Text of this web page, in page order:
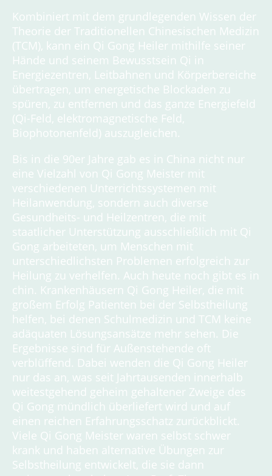
Kombiniert mit dem grundlegenden Wissen der
Theorie der Traditionellen Chinesischen Medizin
(TCM), kann ein Qi Gong Heiler mithilfe seiner
Hände und seinem Bewusstsein Qi in
Energiezentren, Leitbahnen und Körperbereiche
übertragen, um energetische Blockaden zu
spüren, zu entfernen und das ganze Energiefeld
(Qi-Feld, elektromagnetische Feld,
Biophotonenfeld) auszugleichen.
Bis in die 90er Jahre gab es in China nicht nur
eine Vielzahl von Qi Gong Meister mit
verschiedenen Unterrichtssystemen mit
Heilanwendung, sondern auch diverse
Gesundheits- und Heilzentren, die mit
staatlicher Unterstützung ausschließlich mit Qi
Gong arbeiteten, um Menschen mit
unterschiedlichsten Problemen erfolgreich zur
Heilung zu verhelfen. Auch heute noch gibt es in
chin. Krankenhäusern Qi Gong Heiler, die mit
großem Erfolg Patienten bei der Selbstheilung
helfen, bei denen Schulmedizin und TCM keine
adäquaten Lösungsansätze mehr sehen. Die
Ergebnisse sind für Außenstehende oft
verblüffend. Dabei wenden die Qi Gong Heiler
nur das an, was seit Jahrtausenden innerhalb
weitestgehend geheim gehaltener Zweige des
Qi Gong mündlich überliefert wird und auf
einen reichen Erfahrungsschatz zurückblickt.
Viele Qi Gong Meister waren selbst schwer
krank und haben alternative Übungen zur
Selbstheilung entwickelt, die sie dann